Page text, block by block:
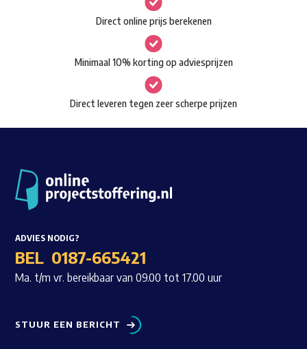
Waar ben je naar op zoek?
gekozen
worden
op
de
productpagina
Direct online prijs berekenen
Minimaal 10% korting op adviesprijzen
Direct leveren tegen zeer scherpe prijzen
ADVIES NODIG?
BEL 0187-665421
Ma. t/m vr. bereikbaar van 09.00 tot 17.00 uur
STUUR EEN BERICHT